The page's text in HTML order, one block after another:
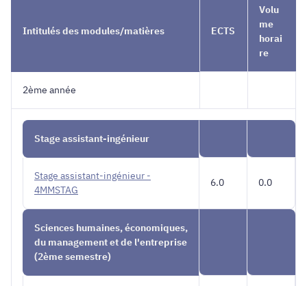
8
Intitulés des modules/matières ECTS
Volu
me
horai
re
2ème année
Stage assistant-ingénieur
Stage assistant-ingénieur -
4MMSTAG
6.0 0.0
Sciences humaines, économiques,
du management et de l'entreprise
(2ème semestre)